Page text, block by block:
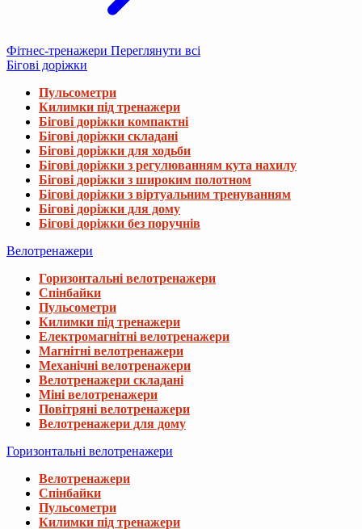
Фітнес-тренажери Переглянути всі
Бігові доріжки
Пульсометри
Килимки під тренажери
Бігові доріжки компактні
Бігові доріжки складані
Бігові доріжки для ходьби
Бігові доріжки з регулюванням кута нахилу
Бігові доріжки з широким полотном
Бігові доріжки з віртуальним тренуванням
Бігові доріжки для дому
Бігові доріжки без поручнів
Велотренажери
Горизонтальні велотренажери
Спінбайки
Пульсометри
Килимки під тренажери
Електромагнітні велотренажери
Магнітні велотренажери
Механічні велотренажери
Велотренажери складані
Міні велотренажери
Повітряні велотренажери
Велотренажери для дому
Горизонтальні велотренажери
Велотренажери
Спінбайки
Пульсометри
Килимки під тренажери